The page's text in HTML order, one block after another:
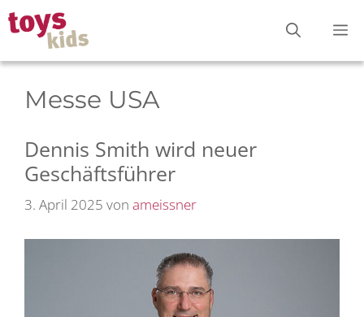
Zum
Inhalt
springen
Messe USA
Dennis Smith wird neuer
Geschäftsführer
3. April 2025 von ameissner